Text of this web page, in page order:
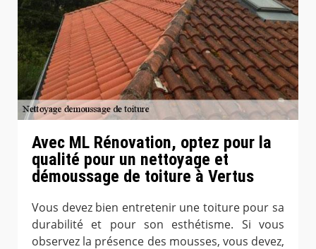
Avec ML Rénovation, optez pour la
qualité pour un nettoyage et
démoussage de toiture à Vertus
Vous devez bien entretenir une toiture pour sa
durabilité et pour son esthétisme. Si vous
observez la présence des mousses, vous devez,